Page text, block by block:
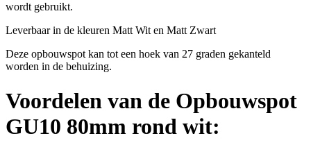
wordt gebruikt.
Leverbaar in de kleuren Matt Wit en Matt Zwart
Deze opbouwspot kan tot een hoek van 27 graden gekanteld
worden in de behuizing.
Voordelen van de Opbouwspot
GU10 80mm rond wit: